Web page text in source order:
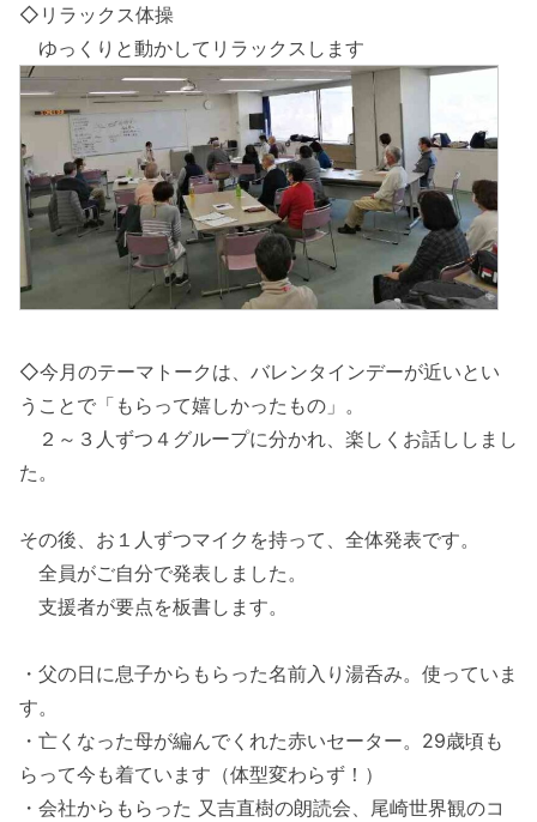
◇リラックス体操
ゆっくりと動かしてリラックスします
◇今月のテーマトークは、バレンタインデーが近いとい
うことで「もらって嬉しかったもの」。
２～３人ずつ４グループに分かれ、楽しくお話ししまし
た。
その後、お１人ずつマイクを持って、全体発表です。
全員がご自分で発表しました。
支援者が要点を板書します。
・父の日に息子からもらった名前入り湯呑み。使っていま
す。
・亡くなった母が編んでくれた赤いセーター。29歳頃も
らって今も着ています（体型変わらず！）
・会社からもらった 又吉直樹の朗読会、尾崎世界観のコ